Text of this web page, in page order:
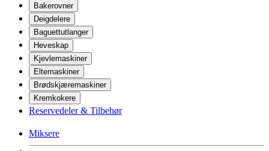
Bakerovner
Deigdelere
Baguettutlanger
Heveskap
Kjevlemaskiner
Eltemaskiner
Brødskjæremaskiner
Kremkokere
Reservedeler & Tilbehør
Miksere